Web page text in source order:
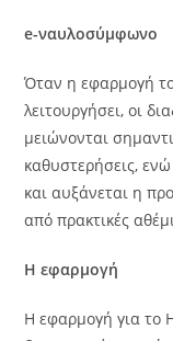
e-ναυλοσύμφωνο
Όταν η εφαρμογή
λειτουργήσει, οι
μειώνονται
καθυστερήσεις,
και αυξάνεται η
από πρακτικές
Η εφαρμογή
Η εφαρμογή για το